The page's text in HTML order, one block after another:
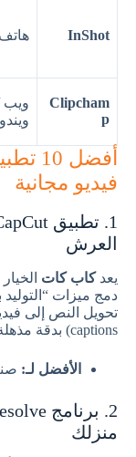
InShot هاتف
Clipcham
p
ويب
أفضل
فيديو مجانية
العرش
يعدكاب كات
دمج ميزات “التوليد
captions) بدقة مذهلة للغة العربية.
الأفضل لـ:
منزلك